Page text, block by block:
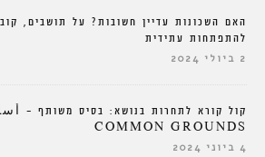
האם השכונות עדיין חשובות? על תושבים,
להתפתחות עתידית
2 ביולי 2024
קול קורא לתחרות בנושא: בסיס משותף
COMMON GROUNDS
4 ביוני 2024